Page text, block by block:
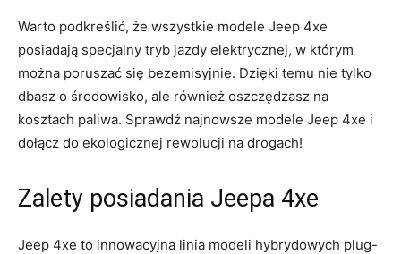
Warto podkreślić, że wszystkie modele Jeep 4xe‍
posiadają‍ specjalny tryb jazdy elektrycznej, w którym
można poruszać się bezemisyjnie. Dzięki temu nie tylko
dbasz o ‍środowisko, ⁤ale również oszczędzasz na
kosztach ⁣paliwa. Sprawdź najnowsze modele Jeep‍ 4xe ‌i
dołącz ⁢do ekologicznej rewolucji na drogach!
Zalety posiadania Jeepa ‌4xe
Jeep 4xe ⁢to innowacyjna linia modeli‍ hybrydowych plug-